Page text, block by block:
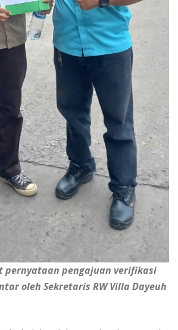
pernyataan pengajuan verifikasi
oleh Sekretaris RW Villa Dayeuh